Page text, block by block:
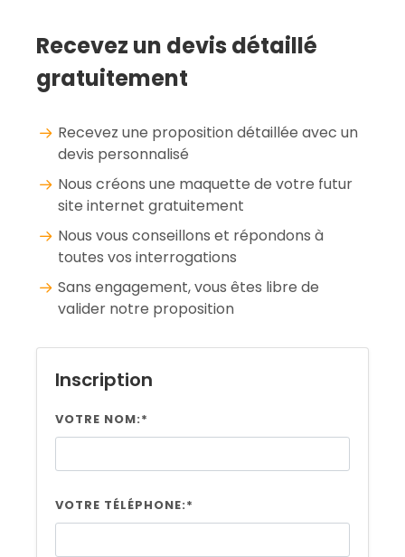
Recevez un devis détaillé
gratuitement
Recevez une proposition détaillée avec un
devis personnalisé
Nous créons une maquette de votre futur
site internet gratuitement
Nous vous conseillons et répondons à
toutes vos interrogations
Sans engagement, vous êtes libre de
valider notre proposition
Inscription
VOTRE NOM:*
VOTRE TÉLÉPHONE:*